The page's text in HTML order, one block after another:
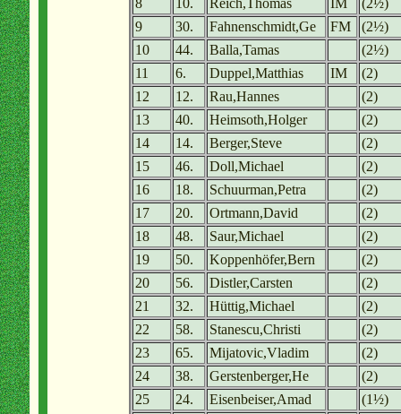
8
10. Reich,Thomas IM
(2½)
9
30. Fahnenschmidt,Ge FM
(2½)
10
44. Balla,Tamas
(2½)
11
6. Duppel,Matthias IM
(2)
12
12. Rau,Hannes
(2)
13
40. Heimsoth,Holger
(2)
14
14. Berger,Steve
(2)
15
46. Doll,Michael
(2)
16
18. Schuurman,Petra
(2)
17
20. Ortmann,David
(2)
18
48. Saur,Michael
(2)
19
50. Koppenhöfer,Bern
(2)
20
56. Distler,Carsten
(2)
21
32. Hüttig,Michael
(2)
22
58. Stanescu,Christi
(2)
23
65. Mijatovic,Vladim
(2)
24
38. Gerstenberger,He
(2)
25
24. Eisenbeiser,Amad
(1½)